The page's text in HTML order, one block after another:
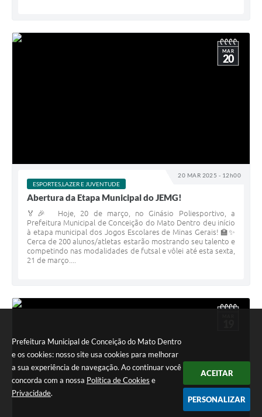
Prefeitura Municipal de Conceição do Mato Dentro
e os cookies: nosso site usa cookies para melhorar
a sua experiência de navegação. Ao continuar você
concorda com a nossa Política de Cookies e
Privacidade.
ACEITAR
PERSONALIZAR
20 MAR 2025 - 12h00
MAR
20
ESPORTES,LAZER E JUVENTUDE
Abertura da Etapa Municipal do JEMG!
🏅🎉 Hoje, 20 de março, no Ginásio Poliesportivo, a
Prefeitura Municipal de Conceição do Mato Dentro deu início
à etapa municipal dos Jogos Escolares de Minas Gerais! 🏫✨
Cerca de 200 alunos/atletas estarão mostrando seu talento e
competindo nas modalidades de futsal e vôlei até esta sexta,
21 de março....